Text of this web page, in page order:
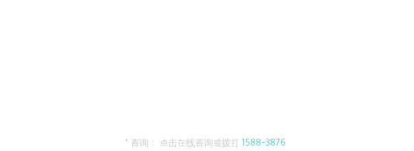
* 咨询： 点击在线咨询或拨打 1588-3876